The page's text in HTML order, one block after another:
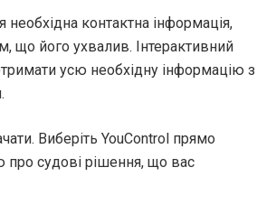
контактна інформація,
що його ухвалив. Інтерактивний
усю необхідну інформацію з
Виберіть YouControl прямо
про судові рішення, що вас